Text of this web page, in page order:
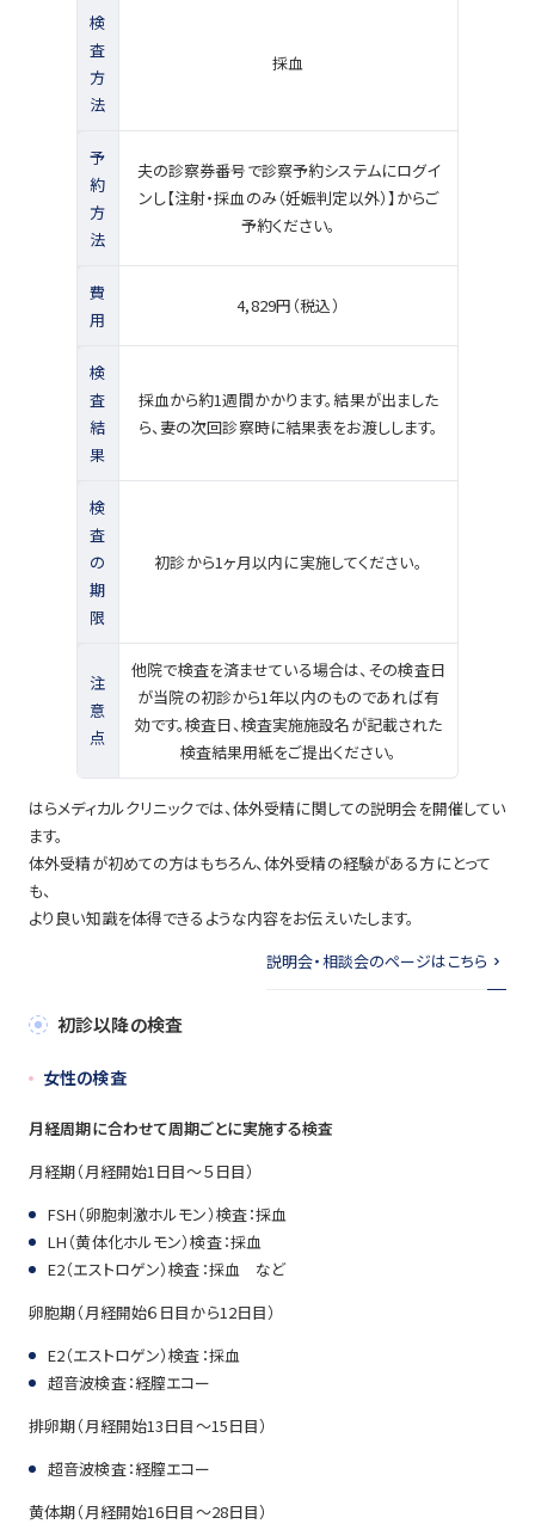
検
査
方
法
採血
予
約
方
法
夫の診察券番号で診察予約システムにログイ
ンし【注射・採血のみ（妊娠判定以外）】からご
予約ください。
費
用
4,829円（税込）
検
査
結
果
採血から約1週間かかります。結果が出ました
ら、妻の次回診察時に結果表をお渡しします。
検
査
の
期
限
初診から1ヶ月以内に実施してください。
注
意
点
他院で検査を済ませている場合は、その検査日
が当院の初診から1年以内のものであれば有
効です。検査日、検査実施施設名が記載された
検査結果用紙をご提出ください。
はらメディカルクリニックでは、体外受精に関しての説明会を開催してい
ます。
体外受精が初めての方はもちろん、体外受精の経験がある方にとって
も、
より良い知識を体得できるような内容をお伝えいたします。
説明会・相談会のページはこちら
初診以降の検査
女性の検査
月経周期に合わせて周期ごとに実施する検査
月経期（月経開始1日目～５日目）
FSH（卵胞刺激ホルモン）検査：採血
LH（黄体化ホルモン）検査：採血
E2（エストロゲン）検査：採血 など
卵胞期（月経開始６日目から12日目）
E2（エストロゲン）検査：採血
超音波検査：経膣エコー
排卵期（月経開始13日目～15日目）
超音波検査：経膣エコー
黄体期（月経開始16日目～28日目）